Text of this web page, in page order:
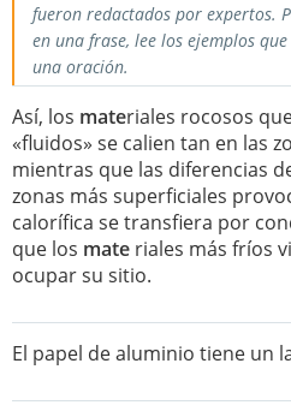
fueron redactados por expertos.
en una frase, lee los ejemplos
una oración.
Así, los materiales rocosos
«fluidos» se calien tan en las
mientras que las diferencias
zonas más superficiales
calorífica se transfiera por
que los mate riales más fríos
ocupar su sitio.
El papel de aluminio tiene un